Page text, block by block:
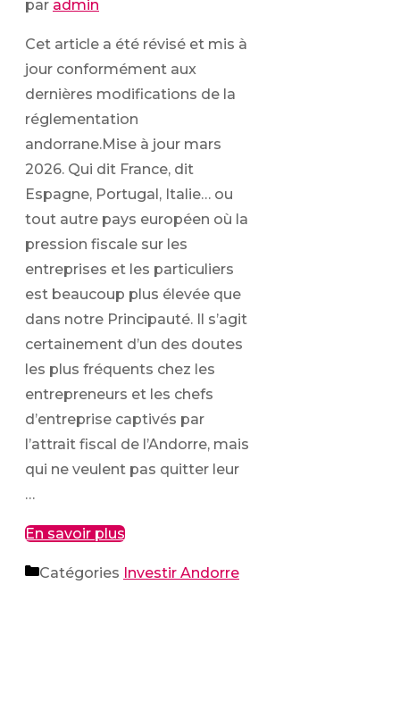
par admin
Cet article a été révisé et mis à
jour conformément aux
dernières modifications de la
réglementation
andorrane.Mise à jour mars
2026. Qui dit France, dit
Espagne, Portugal, Italie… ou
tout autre pays européen où la
pression fiscale sur les
entreprises et les particuliers
est beaucoup plus élevée que
dans notre Principauté. Il s’agit
certainement d’un des doutes
les plus fréquents chez les
entrepreneurs et les chefs
d’entreprise captivés par
l’attrait fiscal de l’Andorre, mais
qui ne veulent pas quitter leur
…
En savoir plus
Catégories Investir Andorre